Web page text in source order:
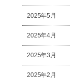
2025年5月
2025年4月
2025年3月
2025年2月